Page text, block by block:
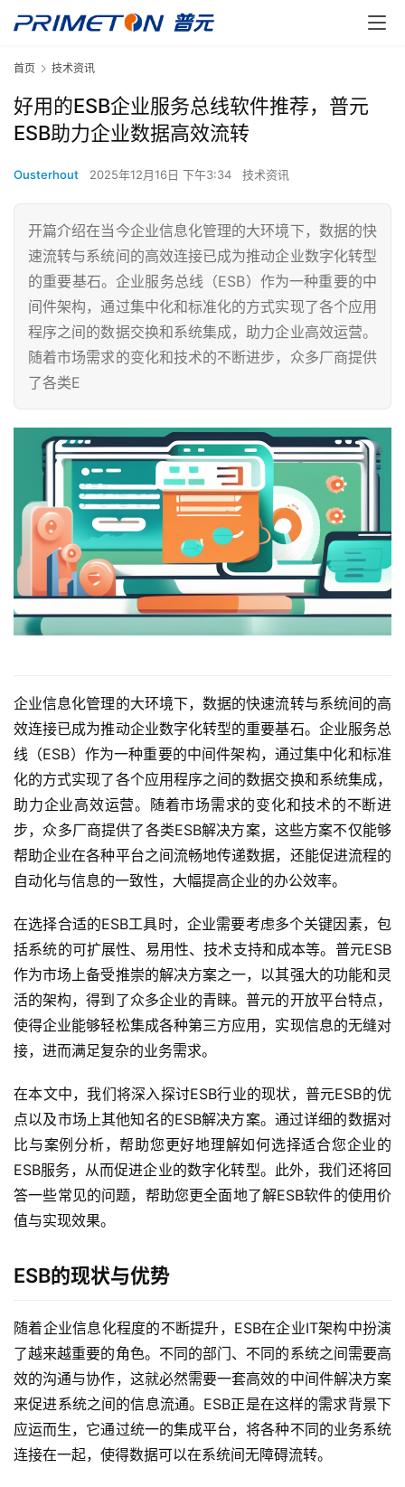
首页 技术资讯
好用的ESB企业服务总线软件推荐，普元
ESB助力企业数据高效流转
Ousterhout 2025年12月16日 下午3:34 技术资讯
开篇介绍在当今企业信息化管理的大环境下，数据的快
速流转与系统间的高效连接已成为推动企业数字化转型
的重要基石。企业服务总线（ESB）作为一种重要的中
间件架构，通过集中化和标准化的方式实现了各个应用
程序之间的数据交换和系统集成，助力企业高效运营。
随着市场需求的变化和技术的不断进步，众多厂商提供
了各类E
企业信息化管理的大环境下，数据的快速流转与系统间的高
效连接已成为推动企业数字化转型的重要基石。企业服务总
线（ESB）作为一种重要的中间件架构，通过集中化和标准
化的方式实现了各个应用程序之间的数据交换和系统集成，
助力企业高效运营。随着市场需求的变化和技术的不断进
步，众多厂商提供了各类ESB解决方案，这些方案不仅能够
帮助企业在各种平台之间流畅地传递数据，还能促进流程的
自动化与信息的一致性，大幅提高企业的办公效率。
在选择合适的ESB工具时，企业需要考虑多个关键因素，包
括系统的可扩展性、易用性、技术支持和成本等。普元ESB
作为市场上备受推崇的解决方案之一，以其强大的功能和灵
活的架构，得到了众多企业的青睐。普元的开放平台特点，
使得企业能够轻松集成各种第三方应用，实现信息的无缝对
接，进而满足复杂的业务需求。
在本文中，我们将深入探讨ESB行业的现状，普元ESB的优
点以及市场上其他知名的ESB解决方案。通过详细的数据对
比与案例分析，帮助您更好地理解如何选择适合您企业的
ESB服务，从而促进企业的数字化转型。此外，我们还将回
答一些常见的问题，帮助您更全面地了解ESB软件的使用价
值与实现效果。
ESB的现状与优势
随着企业信息化程度的不断提升，ESB在企业IT架构中扮演
了越来越重要的角色。不同的部门、不同的系统之间需要高
效的沟通与协作，这就必然需要一套高效的中间件解决方案
来促进系统之间的信息流通。ESB正是在这样的需求背景下
应运而生，它通过统一的集成平台，将各种不同的业务系统
连接在一起，使得数据可以在系统间无障碍流转。